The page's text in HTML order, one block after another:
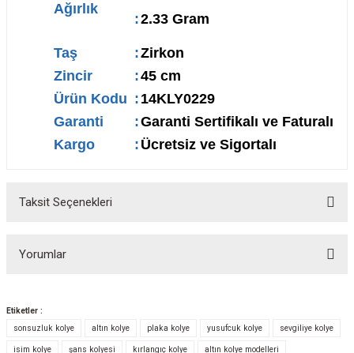
Ağırlık
:2.33 Gram
Taş :Zirkon
Zincir
:45 cm
Ürün Kodu : 14KLY0229
Garanti
:Garanti Sertifikalı ve Faturalı
Kargo
: Ücretsiz ve Sigortalı
Taksit Seçenekleri
Yorumlar
Bu ürüne ilk yorumu siz yapın!
Etiketler :
sonsuzluk kolye
altın kolye plaka kolye yusufcuk kolye sevgiliye kolye
isim kolye şans kolyesi kırlangıç kolye altın kolye modelleri